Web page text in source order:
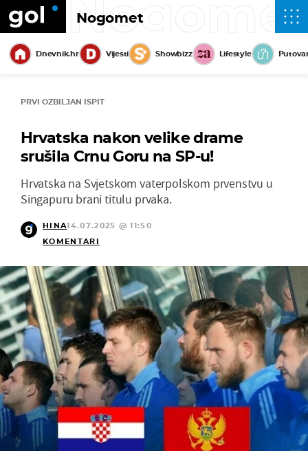
Nogomet
Dnevnik.hr Vijesti Showbizz Lifestyle
PRVI OZBILJAN ISPIT
Hrvatska nakon velike drame
srušila Crnu Goru na SP-u!
Hrvatska na Svjetskom vaterpolskom prvenstvu u
Singapuru brani titulu prvaka.
HINA14.07.2025 @ 11:50
KOMENTARI